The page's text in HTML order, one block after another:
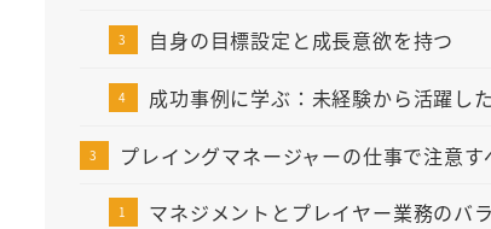
自身の目標設定と成長意欲を持つ
成功事例に学ぶ：未経験から活躍し
プレイングマネージャーの仕事で注意す
マネジメントとプレイヤー業務のバ